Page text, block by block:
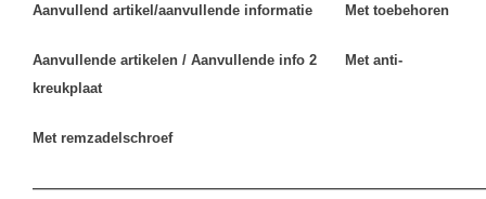
Aanvullend artikel/aanvullende informatie Met toebehoren
Aanvullende artikelen / Aanvullende info 2
Met anti-
kreukplaat
Met remzadelschroef